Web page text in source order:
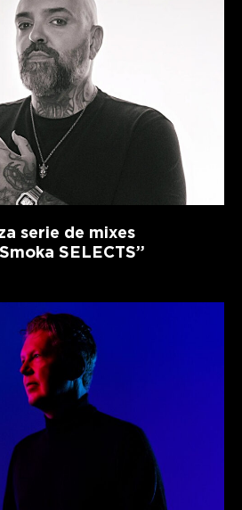
serie de mixes
SELECTS”